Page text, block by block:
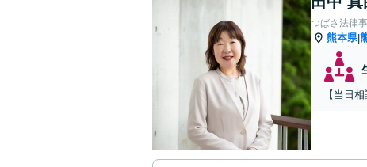
つばさ法律
熊本県|
【当日